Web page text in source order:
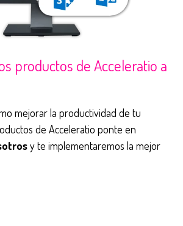
productos de Acceleratio a
mejorar la productividad de tu
de Acceleratio ponte en
y te implementaremos la mejor